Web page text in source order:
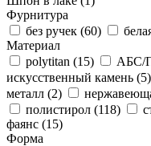
Фурнитура
без ручек (60)
Материал
polytitan (15)
искусственный камень (5)
металл (2)
полистирол (118)
фаянс (15)
Форма